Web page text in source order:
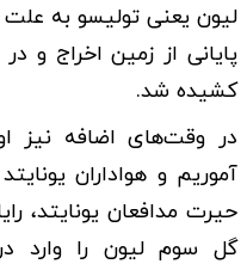
لیون یعنی تولیسو به
پایانی از زمین اخراج و
کشیده شد.
در وقت‌های اضافه نیز
آموریم و هواداران
گل سوم لیون را وارد